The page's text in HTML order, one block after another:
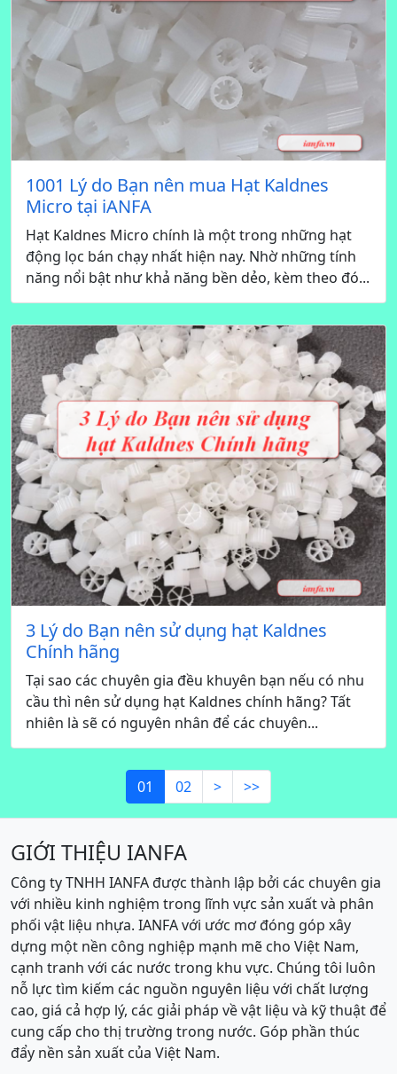
1001 Lý do Bạn nên mua Hạt Kaldnes
Micro tại iANFA
Hạt Kaldnes Micro chính là một trong những hạt
động lọc bán chạy nhất hiện nay. Nhờ những tính
năng nổi bật như khả năng bền dẻo, kèm theo đó...
3 Lý do Bạn nên sử dụng hạt Kaldnes
Chính hãng
Tại sao các chuyên gia đều khuyên bạn nếu có nhu
cầu thì nên sử dụng hạt Kaldnes chính hãng? Tất
nhiên là sẽ có nguyên nhân để các chuyên...
01 02 > >>
GIỚI THIỆU IANFA
Công ty TNHH IANFA được thành lập bởi các chuyên gia
với nhiều kinh nghiệm trong lĩnh vực sản xuất và phân
phối vật liệu nhựa. IANFA với ước mơ đóng góp xây
dựng một nền công nghiệp mạnh mẽ cho Việt Nam,
cạnh tranh với các nước trong khu vực. Chúng tôi luôn
nỗ lực tìm kiếm các nguồn nguyên liệu với chất lượng
cao, giá cả hợp lý, các giải pháp về vật liệu và kỹ thuật để
cung cấp cho thị trường trong nước. Góp phần thúc
đẩy nền sản xuất của Việt Nam.